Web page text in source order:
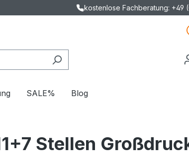
kostenlose Fachberatung: +49
SALE% Blog
Stellen